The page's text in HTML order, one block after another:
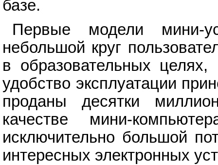
базе.
Первые модели мини-
небольшой круг
в образовательных целях,
удобство эксплуатации
проданы десятки
качестве мини-
исключительно большой
интересных электронных